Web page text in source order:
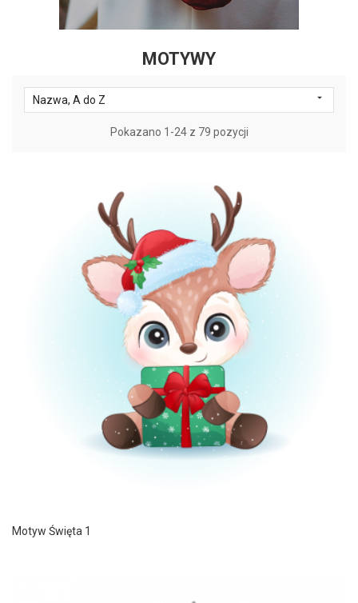
MOTYWY
Nazwa, A do Z 
Pokazano 1-24 z 79 pozycji
Motyw Święta 1